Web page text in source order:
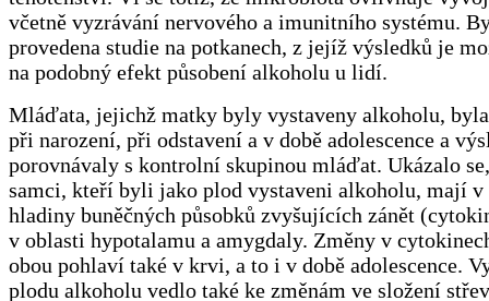
včetně vyzrávání nervového a imunitního systému.
provedena studie na potkanech, z jejíž výsledků je
na podobný efekt působení alkoholu u lidí.
Mláďata, jejichž matky byly vystaveny alkoholu,
při narození, při odstavení a v době adolescence a
porovnávaly s kontrolní skupinou mláďat. Ukázalo
samci, kteří byli jako plod vystaveni alkoholu, mají v
hladiny buněčných působků zvyšujících zánět
v oblasti hypotalamu a amygdaly. Změny v
obou pohlaví také v krvi, a to i v době adolescence.
plodu alkoholu vedlo také ke změnám ve složení